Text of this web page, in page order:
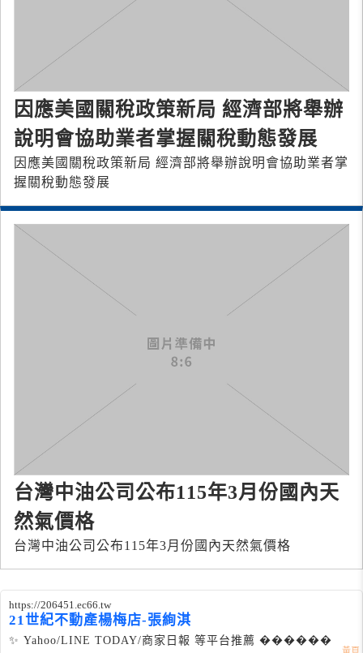
因應美國關稅政策新局 經濟部將舉辦
說明會協助業者掌握關稅動態發展
因應美國關稅政策新局 經濟部將舉辦說明會協助業者掌
握關稅動態發展
台灣中油公司公布115年3月份國內天
然氣價格
台灣中油公司公布115年3月份國內天然氣價格
https://206451.ec66.tw
21世紀不動產楊梅店-張絢淇
✨ Yahoo/LINE TODAY/商家日報 等平台推薦 ������